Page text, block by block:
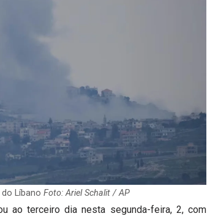
Líbano Foto: Ariel Schalit / AP
ao terceiro dia nesta segunda-feira, 2, com